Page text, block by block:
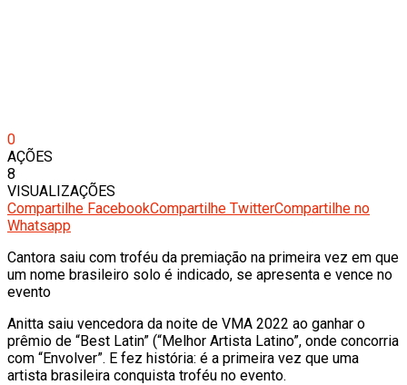
0
AÇÕES
8
VISUALIZAÇÕES
Compartilhe FacebookCompartilhe TwitterCompartilhe no
Whatsapp
Cantora saiu com troféu da premiação na primeira vez em que
um nome brasileiro solo é indicado, se apresenta e vence no
evento
Anitta saiu vencedora da noite de VMA 2022 ao ganhar o
prêmio de “Best Latin” (“Melhor Artista Latino”, onde concorria
com “Envolver”. E fez história: é a primeira vez que uma
artista brasileira conquista troféu no evento.